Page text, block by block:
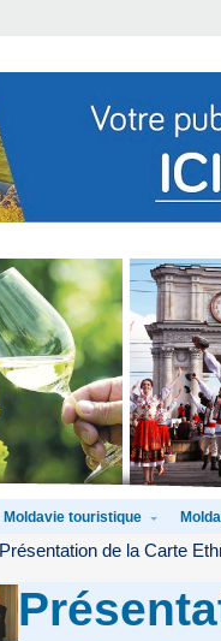
Moldavie touristique
Présentation de la Carte